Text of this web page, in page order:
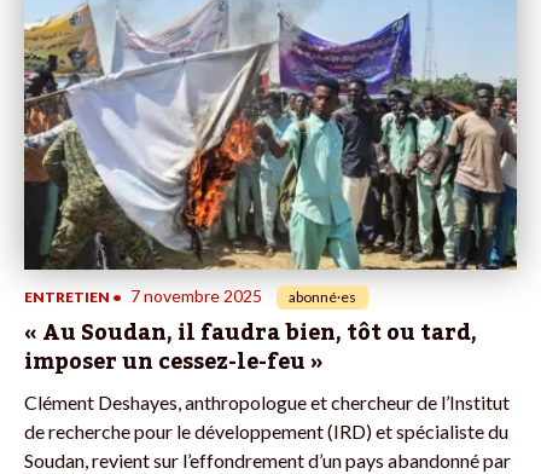
ENTRETIEN • 7 novembre 2025 abonné·es
« Au Soudan, il faudra bien, tôt ou tard,
imposer un cessez-le-feu »
Clément Deshayes, anthropologue et chercheur de l’Institut
de recherche pour le développement (IRD) et spécialiste du
Soudan, revient sur l’effondrement d’un pays abandonné par